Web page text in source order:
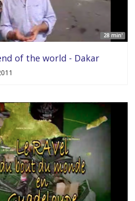
28 min'
of the world - Dakar